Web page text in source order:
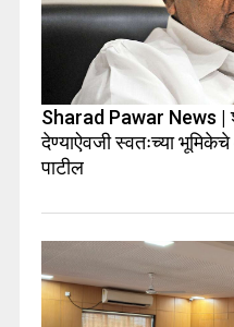
Sharad Pawar News |
देण्याऐवजी स्वतःच्या
पाटील